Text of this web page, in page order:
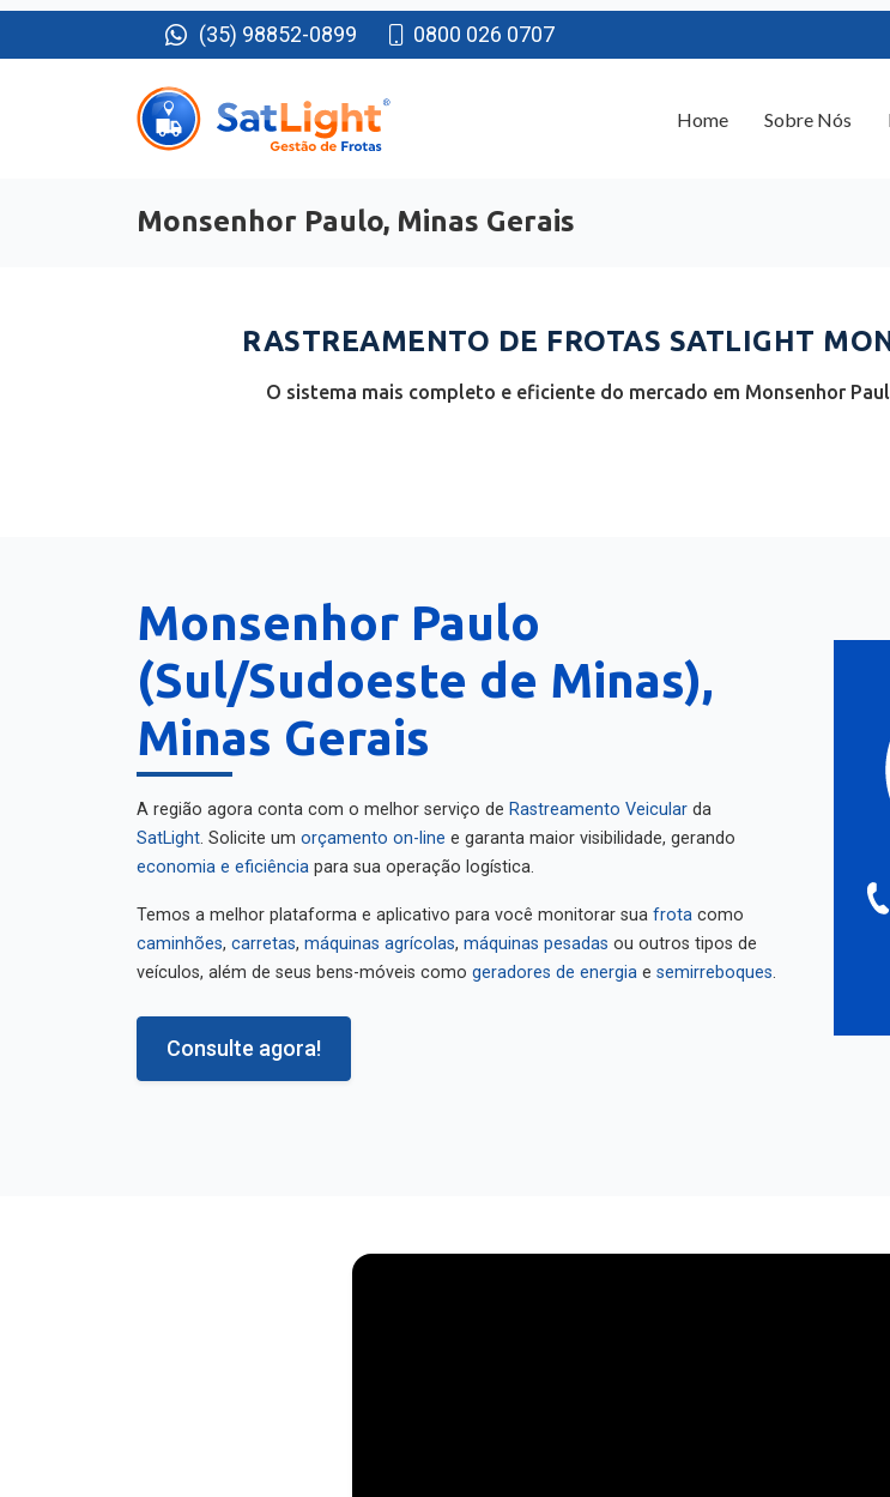
(35) 98852-0899 0800 026 0707
Monsenhor Paulo, Minas Gerais
RASTREAMENTO DE FROTAS SATLIGHT
O sistema mais completo e eficiente do mercado em Monsenhor
Monsenhor Paulo
(Sul/Sudoeste de Minas),
Minas Gerais
A região agora conta com o melhor serviço de Rastreamento Veicular da
SatLight . Solicite um orçamento on-line e garanta maior visibilidade, gerando
economia e eficiência para sua operação logística.
Temos a melhor plataforma e aplicativo para você monitorar sua frota como
caminhões carretas máquinas agrícolas máquinas pesadas ou outros tipos de
veículos, além de seus bens-móveis como geradores de energia e semirreboques
Consulte agora!